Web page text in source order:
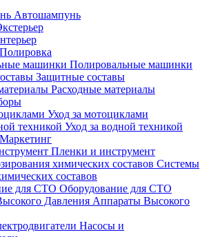
Автошампунь
Полировка
Полировальные машинки
Защитные составы
Расходные материалы
Уход за мотоциклами
Уход за водной техникой
Маркетинг
Пленки и инструмент
Системы
составов
Оборудование для СТО
Аппараты Высокого
Насосы и